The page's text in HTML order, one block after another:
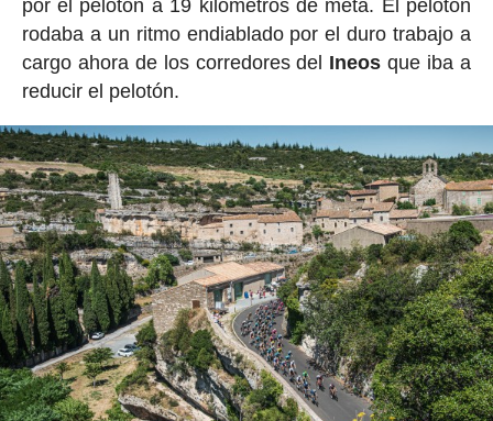
por el pelotón a 19 kilómetros de meta. El pelotón
rodaba a un ritmo endiablado por el duro trabajo a
cargo ahora de los corredores del Ineosque iba a
reducir el pelotón.